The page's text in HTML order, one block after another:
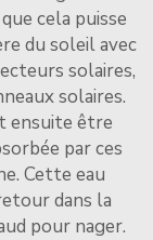
cela puisse
du soleil avec
solaires,
solaires.
ensuite être
par ces
Cette eau
dans la
pour nager.